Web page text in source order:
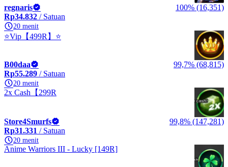
regnaris
100% (16,351)
Rp34.832 / Satuan
20 menit
⭐Vip【499R】⭐
B00daa
99,7% (68,815)
Rp55.289 / Satuan
20 menit
2x Cash【299R
Store4Smurfs
99,8% (147,281)
Rp31.331 / Satuan
20 menit
Anime Warriors III - Lucky [149R]